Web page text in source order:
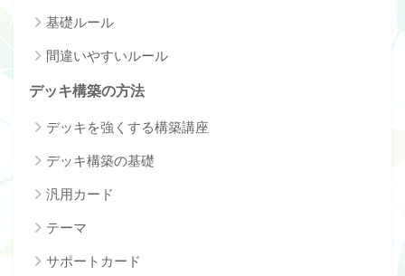
基礎ルール
間違いやすいルール
デッキ構築の方法
デッキを強くする構築講座
デッキ構築の基礎
汎用カード
テーマ
サポートカード